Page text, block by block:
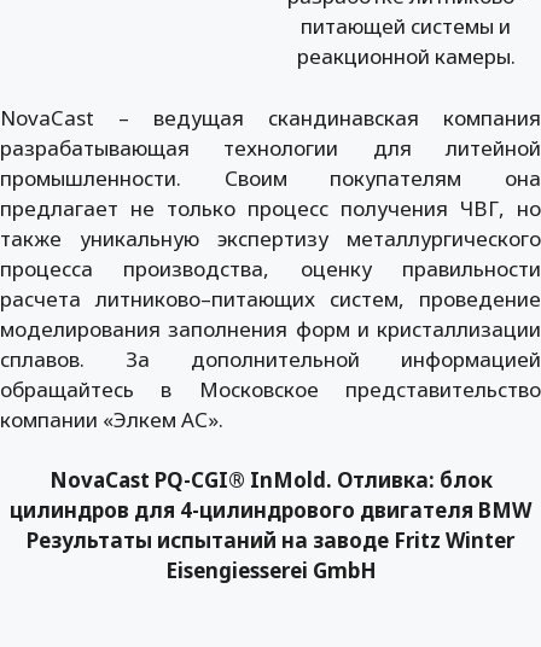
питающей системы и
реакционной камеры.
NovaCast – ведущая скандинавская компания
разрабатывающая технологии для литейной
промышленности. Своим покупателям она
предлагает не только процесс получения ЧВГ, но
также уникальную экспертизу металлургического
процесса производства, оценку правильности
расчета литниково–питающих систем, проведение
моделирования заполнения форм и кристаллизации
сплавов. За дополнительной информацией
обращайтесь в Московское представительство
компании «Элкем АС».
NovaCast PQ-CGI® InMold. Отливка: блок
цилиндров для 4-цилиндрового двигателя BMW
Результаты испытаний на заводе Fritz Winter
Eisengiesserei GmbH